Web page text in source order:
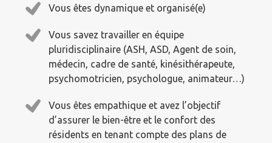
Vous êtes dynamique et organisé(e)
Vous savez travailler en équipe
pluridisciplinaire (ASH, ASD, Agent de soin,
médecin, cadre de santé, kinésithérapeute,
psychomotricien, psychologue, animateur…)
Vous êtes empathique et avez l’objectif
d’assurer le bien-être et le confort des
résidents en tenant compte des plans de